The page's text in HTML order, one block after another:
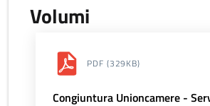
Volumi
PDF (329KB)
Congiuntura Unioncamere -